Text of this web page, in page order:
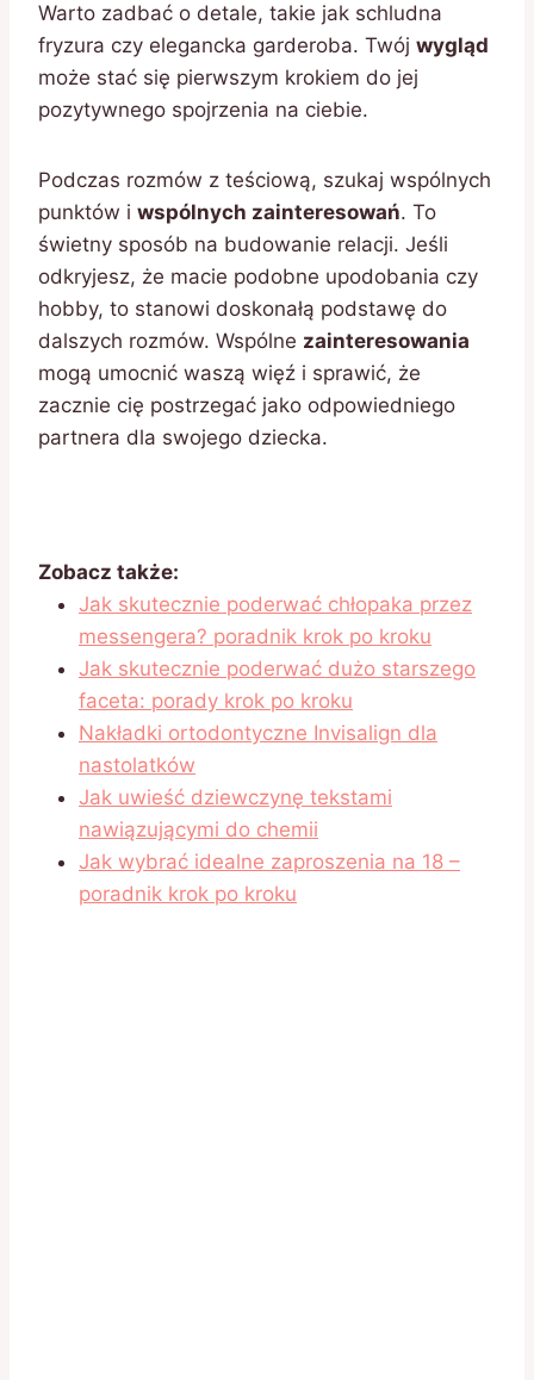
Warto zadbać o detale, takie jak schludna
fryzura czy elegancka garderoba. Twój wygląd
może stać się pierwszym krokiem do jej
pozytywnego spojrzenia na ciebie.
Podczas rozmów z teściową, szukaj wspólnych
punktów i wspólnych zainteresowań. To
świetny sposób na budowanie relacji. Jeśli
odkryjesz, że macie podobne upodobania czy
hobby, to stanowi doskonałą podstawę do
dalszych rozmów. Wspólne zainteresowania
mogą umocnić waszą więź i sprawić, że
zacznie cię postrzegać jako odpowiedniego
partnera dla swojego dziecka.
Zobacz także:
Jak skutecznie poderwać chłopaka przez
messengera? poradnik krok po kroku
Jak skutecznie poderwać dużo starszego
faceta: porady krok po kroku
Nakładki ortodontyczne Invisalign dla
nastolatków
Jak uwieść dziewczynę tekstami
nawiązującymi do chemii
Jak wybrać idealne zaproszenia na 18 –
poradnik krok po kroku